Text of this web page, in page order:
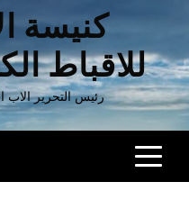
كنيسة
للاقباط
رئيس التحرير